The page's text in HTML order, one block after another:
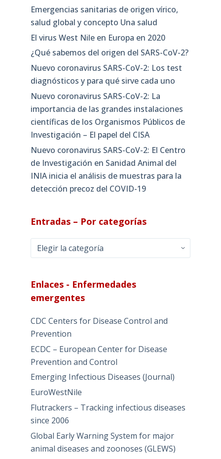
Emergencias sanitarias de origen vírico,
salud global y concepto Una salud
El virus West Nile en Europa en 2020
¿Qué sabemos del origen del SARS-CoV-2?
Nuevo coronavirus SARS-CoV-2: Los test
diagnósticos y para qué sirve cada uno
Nuevo coronavirus SARS-CoV-2: La
importancia de las grandes instalaciones
científicas de los Organismos Públicos de
Investigación – El papel del CISA
Nuevo coronavirus SARS-CoV-2: El Centro
de Investigación en Sanidad Animal del
INIA inicia el análisis de muestras para la
detección precoz del COVID-19
Entradas – Por categorías
Entradas
–
categorías
Enlaces - Enfermedades
emergentes
CDC Centers for Disease Control and
Prevention
ECDC – European Center for Disease
Prevention and Control
Emerging Infectious Diseases (Journal)
EuroWestNile
Flutrackers – Tracking infectious diseases
since 2006
Global Early Warning System for major
animal diseases and zoonoses (GLEWS)